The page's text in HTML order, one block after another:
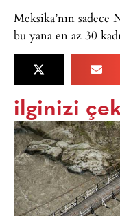
Meksika’nın sadece
bu yana en az 30
ilginizi